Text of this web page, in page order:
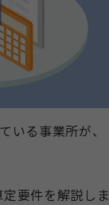
る事業所が、
要件を解説しま